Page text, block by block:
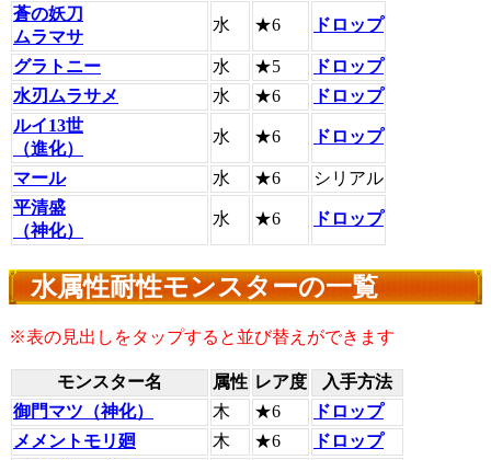
蒼の妖刀
ムラマサ
水 ★6 ドロップ
グラトニー 水 ★5
ドロップ
水刃ムラサメ
水 ★6
ドロップ
ルイ13世
（進化）
水 ★6 ドロップ
マール 水 ★6
シリアル
平清盛
（神化）
水 ★6 ドロップ
水属性耐性モンスターの一覧
※表の見出しをタップすると並び替えができます
モンスター名 属性 レア度
入手方法
御門マツ（神化）
木 ★6
ドロップ
メメントモリ廻
木 ★6
ドロップ